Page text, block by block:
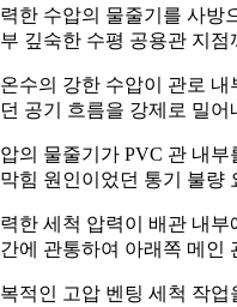
한 수압의 물줄기를 사방
깊숙한 수평 공용관 지점
수의 강한 수압이 관로
공기 흐름을 강제로 밀
의 물줄기가 PVC 관 내
힘 원인이었던 통기 불량
한 세척 압력이 배관 내
에 관통하여 아래쪽 메인
적인 고압 벤팅 세척 작